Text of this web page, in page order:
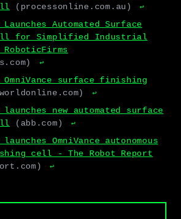
(processonline.com.au) ↩
Launches Automated Surface
for Simplified Industrial
↩
OmniVance surface finishing
↩
launches new automated surface
(abb.com) ↩
OmniVance autonomous
cell - The Robot Report
↩